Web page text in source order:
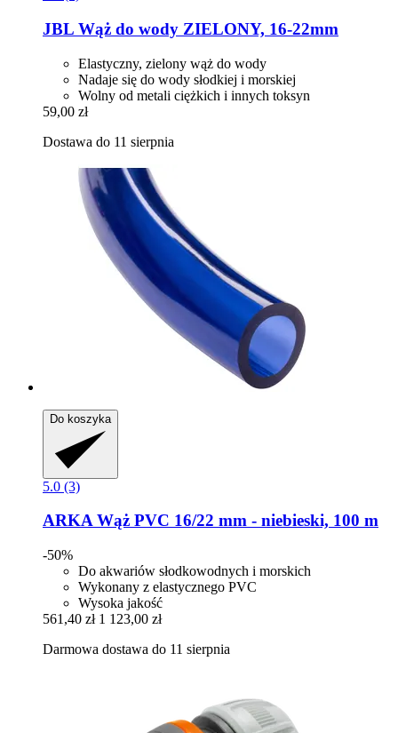
JBL Wąż do wody ZIELONY, 16-​22mm
Elastyczny, zielony wąż do wody
Nadaje się do wody słodkiej i morskiej
Wolny od metali ciężkich i innych toksyn
59,00 zł
Dostawa do 11 sierpnia
Do koszyka
5.0 (3)
ARKAWąż PVC 16/22 mm -​ niebieski, 100 m
-50%
Do akwariów słodkowodnych i morskich
Wykonany z elastycznego PVC
Wysoka jakość
561,40 zł 1 123,00 zł
Darmowa dostawa do 11 sierpnia